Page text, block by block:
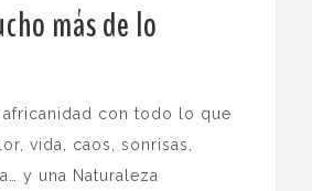
más de lo
africanidad con todo lo que
vida, caos, sonrisas,
y una Naturaleza